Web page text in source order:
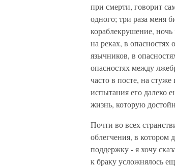
при смерти, говорит
одного; три раза меня
кораблекрушение,
на реках, в опасностях
язычников, в
опасностях между
часто в посте, на
испытания его далеко
жизнь, которую
Почти во всех
облегчения, в котором
поддержку - я хочу
к браку усложнялось